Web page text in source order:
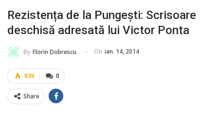
Rezistența de la Pungești: Scrisoare
deschisă adresată lui Victor Ponta
By Florin Dobrescu On ian. 14, 2014
0
936
Share